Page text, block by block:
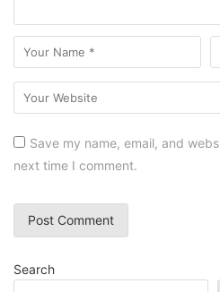
Save my name, email, and
next time I comment.
Search